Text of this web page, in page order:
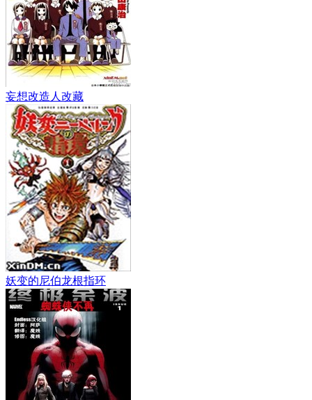
妄想改造人改藏
妖变的尼伯龙根指环